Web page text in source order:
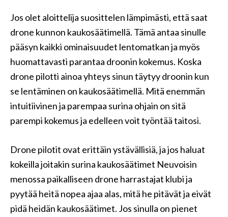
Jos olet aloittelija suosittelen lämpimästi, että saat
drone kunnon kaukosäätimellä. Tämä antaa sinulle
pääsyn kaikki ominaisuudet lentomatkan ja myös
huomattavasti parantaa droonin kokemus. Koska
drone pilotti ainoa yhteys sinun täytyy droonin kun
se lentäminen on kaukosäätimellä. Mitä enemmän
intuitiivinen ja parempaa surina ohjain on sitä
parempi kokemus ja edelleen voit työntää taitosi.
Drone pilotit ovat erittäin ystävällisiä, ja jos haluat
kokeilla joitakin surina kaukosäätimet Neuvoisin
menossa paikalliseen drone harrastajat klubi ja
pyytää heitä nopea ajaa alas, mitä he pitävät ja eivät
pidä heidän kaukosäätimet. Jos sinulla on pienet